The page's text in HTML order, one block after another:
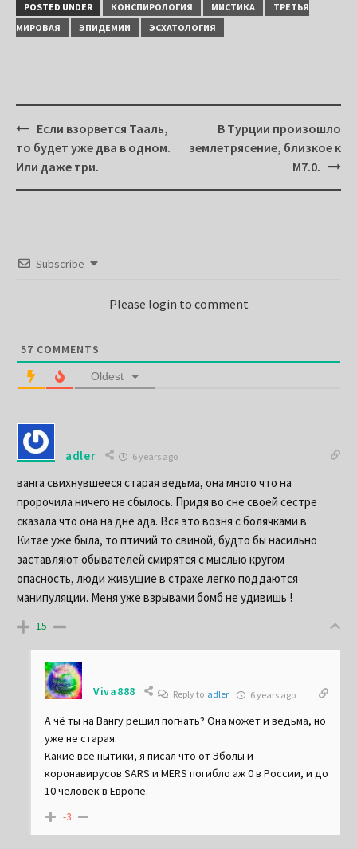
POSTED UNDER КОНСПИРОЛОГИЯ МИСТИКА
ТРЕТЬЯ
МИРОВАЯ
ЭПИДЕМИИ ЭСХАТОЛОГИЯ
Post
navigation
Если взорвется Тааль,
то будет уже два в одном.
Или даже три.
В Турции произошло
землетрясение, близкое к
М7.0.
Subscribe
Please login to comment
57 COMMENTS
Oldest
adler 6 years ago
ванга свихнувшееся старая ведьма, она много что на
пророчила ничего не сбылось. Придя во сне своей сестре
сказала что она на дне ада. Вся это возня с болячками в
Китае уже была, то птичий то свиной, будто бы насильно
заставляют обывателей смирятся с мыслью кругом
опасность, люди живущие в страхе легко поддаются
манипуляции. Меня уже взрывами бомб не удивишь !
15
Viva888 Reply to adler 6 years ago
А чё ты на Вангу решил погнать? Она может и ведьма, но
уже не старая.
Какие все нытики, я писал что от Эболы и
коронавирусов SARS и MERS погибло аж 0 в России, и до
10 человек в Европе.
-3